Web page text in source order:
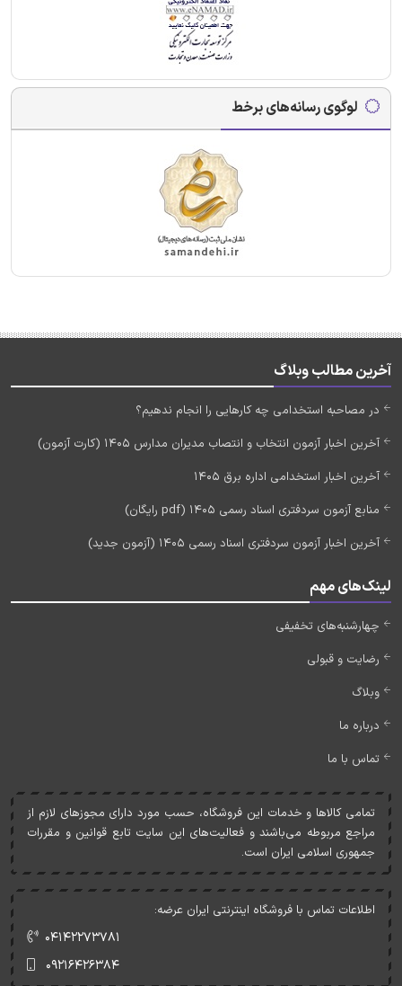
لوگوی رسانه‌های برخط
آخرین مطالب وبلاگ
در مصاحبه استخدامی چه کارهایی را انجام ندهیم؟
آخرین اخبار آزمون انتخاب و انتصاب مدیران مدارس 1405 (کارت آزمون)
آخرین اخبار استخدامی اداره برق 1405
منابع آزمون سردفتری اسناد رسمی 1405 (pdf رایگان)
آخرین اخبار آزمون سردفتری اسناد رسمی 1405 (آزمون جدید)
لینک‌های مهم
چهارشنبه‌های تخفیفی
رضایت و قبولی
وبلاگ
درباره ما
تماس با ما
تمامی کالاها و خدمات اين فروشگاه، حسب مورد دارای مجوزهای لازم از
مراجع مربوطه می‌باشند و فعاليت‌های اين سايت تابع قوانين و مقررات
جمهوری اسلامی ايران است.
اطلاعات تماس با فروشگاه اینترنتی ایران عرضه:
۰۴۱۴۲۲۷۳۷۸۱
۰۹۲۱۶۴۲۶۳۸۴